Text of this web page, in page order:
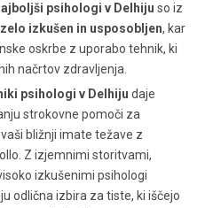
psihologi v Delhiju so iz
zelo izkušen in usposobljen, kar
oskrbe z uporabo tehnik, ki
načrtov zdravljenja.
psihologi v Delhiju daje
strokovne pomoči za
bližnji imate težave z
Z izjemnimi storitvami,
izkušenimi psihologi
odlična izbira za tiste, ki iščejo